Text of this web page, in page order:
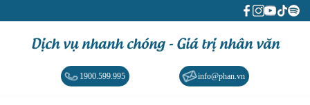
Dịch vụ nhanh chóng - Giá trị nhân văn
1900.599.995 info@phan.vn